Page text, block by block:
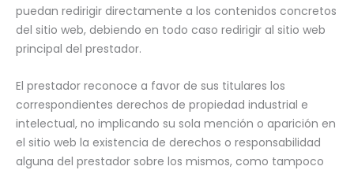
puedan redirigir directamente a los contenidos concretos
del sitio web, debiendo en todo caso redirigir al sitio web
principal del prestador.
El prestador reconoce a favor de sus titulares los
correspondientes derechos de propiedad industrial e
intelectual, no implicando su sola mención o aparición en
el sitio web la existencia de derechos o responsabilidad
alguna del prestador sobre los mismos, como tampoco